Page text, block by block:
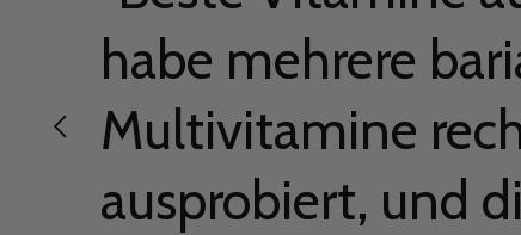
– Elizabeth
habe mehrere
Multivitamine
ausprobiert, und
– Elizabeth